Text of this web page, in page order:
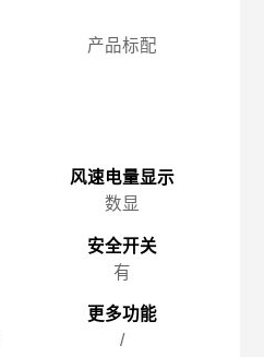
产品标配
风速电量显示
数显
安全开关
有
更多功能
/